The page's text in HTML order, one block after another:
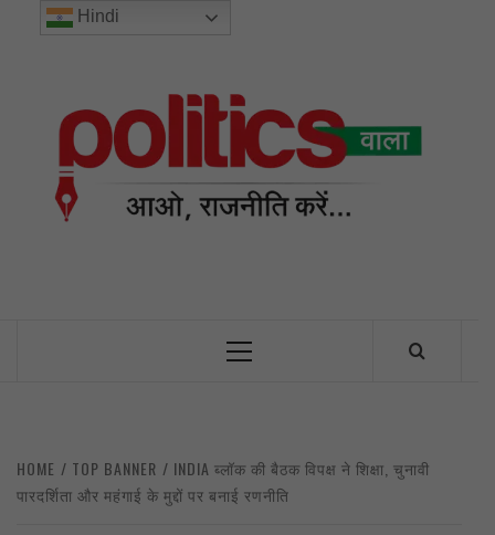
Primary
HOME TOP BANNER
INDIA ब्लॉक की बैठक विपक्ष ने शिक्षा, चुनावी
पारदर्शिता और महंगाई के मुद्दों पर बनाई रणनीति
Hindi